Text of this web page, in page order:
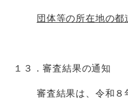
団体等の所在地の
１３．審査結果の通知
審査結果は、令和